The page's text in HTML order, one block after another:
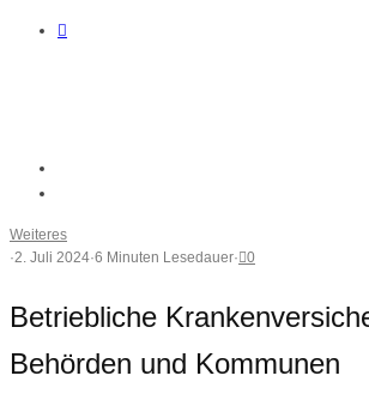
Weiteres
·2. Juli 2024·6 Minuten Lesedauer· 0
Betriebliche
Behörden und Kommunen